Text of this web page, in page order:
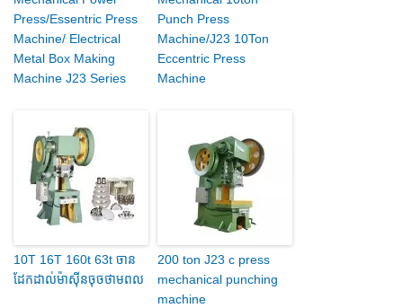
Press/Essentric Press
Machine/ Electrical
Metal Box Making
Machine J23 Series
Punch Press
Machine/J23 10Ton
Eccentric Press
Machine
10T 16T 160t 63t ចាន
ដែកដាល់ម៉ាស៊ីនចុចថាមពល
200 ton J23 c press
mechanical punching
machine